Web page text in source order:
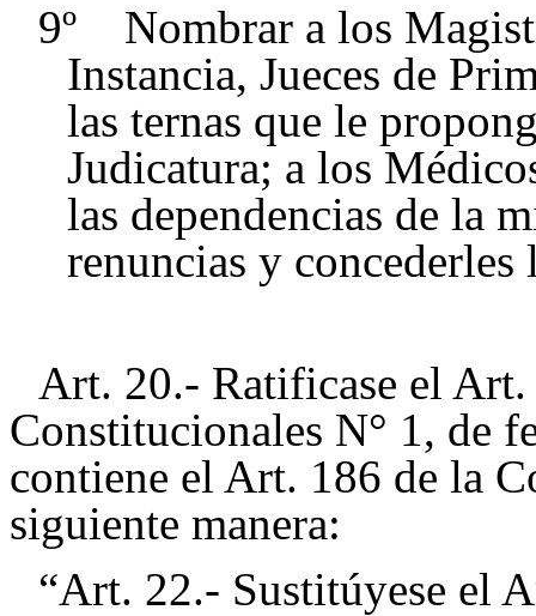
9º Nombrar a los
Instancia, Jueces de
las ternas que le
Judicatura; a los
las dependencias de la
renuncias y concederles
Art. 20.- Ratificase el
Constitucionales N° 1, de
contiene el Art. 186 de la
siguiente manera:
“Art. 22.- Sustitúyese el